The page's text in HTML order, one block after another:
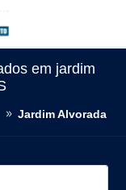
em jardim
Jardim Alvorada